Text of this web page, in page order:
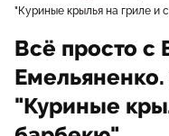
"Куриные крылья на гриле и
Всё просто с
"Куриные